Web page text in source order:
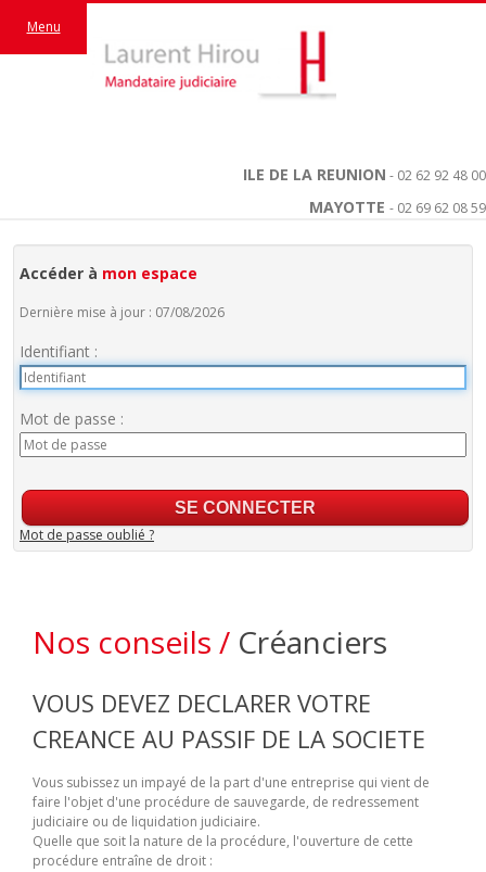
ILE DE LA REUNION - 02 62 92 48 00
MAYOTTE - 02 69 62 08 59
Menu
Accéder à mon espace
Dernière mise à jour : 07/08/2026
Identifiant :
Mot de passe :
Mot de passe oublié ?
Nos conseils / Créanciers
VOUS DEVEZ DECLARER VOTRE
CREANCE AU PASSIF DE LA SOCIETE
Vous subissez un impayé de la part d'une entreprise qui vient de
faire l'objet d'une procédure de sauvegarde, de redressement
judiciaire ou de liquidation judiciaire.
Quelle que soit la nature de la procédure, l'ouverture de cette
procédure entraîne de droit :